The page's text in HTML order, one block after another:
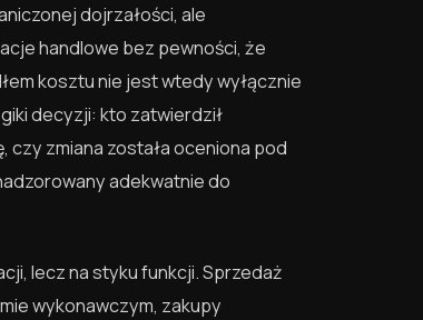
dojrzałości, ale
handlowe bez pewności, że
kosztu nie jest wtedy wyłącznie
decyzji: kto zatwierdził
czy zmiana została oceniona pod
adekwatnie do
lecz na styku funkcji. Sprzedaż
wykonawczym, zakupy